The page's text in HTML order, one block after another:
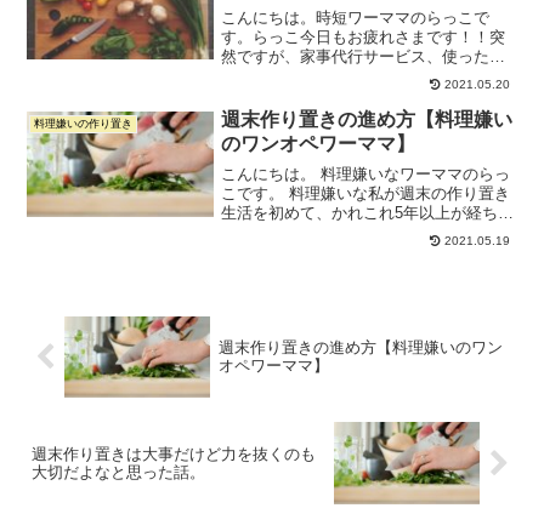
こんにちは。時短ワーママのらっこで
す。らっこ今日もお疲れさまです！！突
然ですが、家事代行サービス、使ったこ
とありますか？私は5年ほど前から不定期
でタスカジを利用していまして、毎回違
う人に作り置きをお願いしてきたのです
が...スタッフさん選び...
2021.05.20
料理嫌いの作り置き
週末作り置きの進め方【料理嫌い
のワンオペワーママ】
こんにちは。 料理嫌いなワーママのらっ
こです。 料理嫌いな私が週末の作り置き
生活を初めて、かれこれ5年以上が経ちま
した。「どうすればうまく作り置きでき
るか」を思考錯誤した結果、ようやく自
2021.05.19
週末作り置きの進め方【料理嫌いのワン
オペワーママ】
週末作り置きは大事だけど力を抜くのも
大切だよなと思った話。